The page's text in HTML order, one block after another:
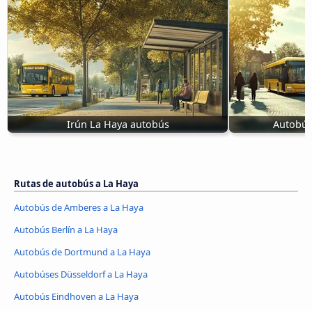
Irún La Haya autobús
Rutas de autobús a La Haya
Autobús de Amberes a La Haya
Autobús Berlín a La Haya
Autobús de Dortmund a La Haya
Autobúses Düsseldorf a La Haya
Autobús Eindhoven a La Haya